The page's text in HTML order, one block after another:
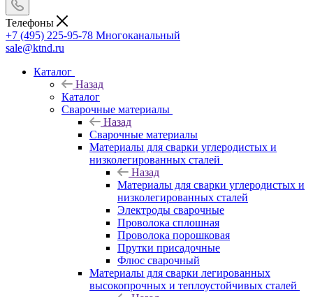
Телефоны
+7 (495) 225-95-78 Многоканальный
sale@ktnd.ru
Каталог
Назад
Каталог
Сварочные материалы
Назад
Сварочные материалы
Материалы для сварки углеродистых и
низколегированных сталей
Назад
Материалы для сварки углеродистых и
низколегированных сталей
Электроды сварочные
Проволока сплошная
Проволока порошковая
Прутки присадочные
Флюс сварочный
Материалы для сварки легированных
высокопрочных и теплоустойчивых сталей